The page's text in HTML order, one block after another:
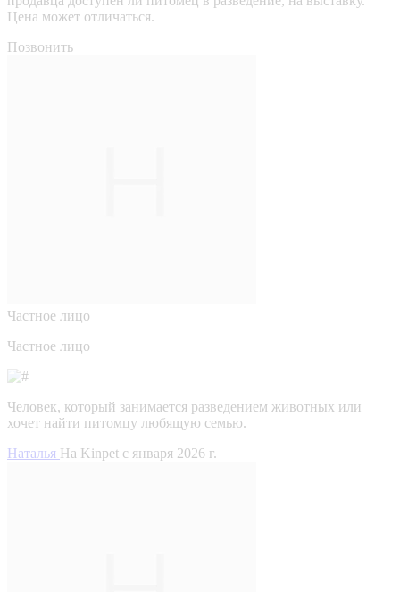
Цена может отличаться.
Позвонить
Частное лицо
Частное лицо
Человек, который занимается разведением животных или
хочет найти питомцу любящую семью.
Наталья На Kinpet c января 2026 г.